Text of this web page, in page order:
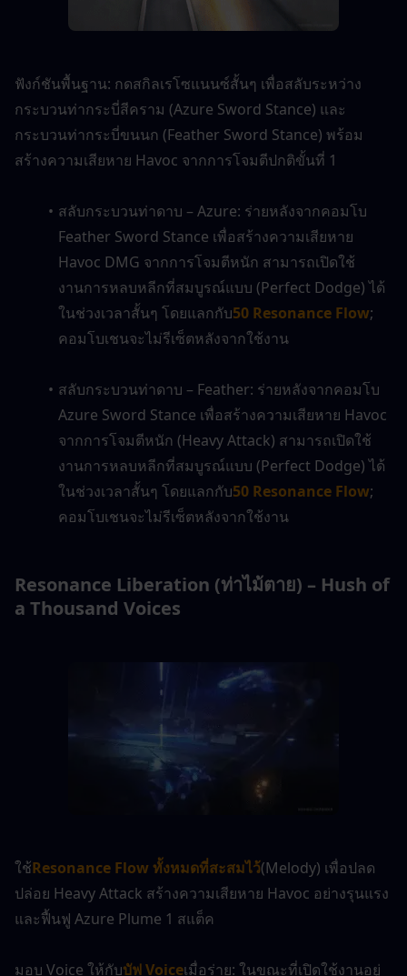
ฟังก์ชันพื้นฐาน: กดสกิลเรโซแนนซ์สั้นๆ เพื่อสลับระหว่าง
กระบวนท่ากระบี่สีคราม (Azure Sword Stance) และ
กระบวนท่ากระบี่ขนนก (Feather Sword Stance) พร้อม
สร้างความเสียหาย Havoc จากการโจมตีปกติขั้นที่ 1
สลับกระบวนท่าดาบ – Azure: ร่ายหลังจากคอมโบ
Feather Sword Stance เพื่อสร้างความเสียหาย
Havoc DMG จากการโจมตีหนัก สามารถเปิดใช้
งานการหลบหลีกที่สมบูรณ์แบบ (Perfect Dodge) ได้
ในช่วงเวลาสั้นๆ โดยแลกกับ50 Resonance Flow;
คอมโบเชนจะไม่รีเซ็ตหลังจากใช้งาน
สลับกระบวนท่าดาบ – Feather: ร่ายหลังจากคอมโบ
Azure Sword Stance เพื่อสร้างความเสียหาย Havoc
จากการโจมตีหนัก (Heavy Attack) สามารถเปิดใช้
งานการหลบหลีกที่สมบูรณ์แบบ (Perfect Dodge) ได้
ในช่วงเวลาสั้นๆ โดยแลกกับ50 Resonance Flow;
คอมโบเชนจะไม่รีเซ็ตหลังจากใช้งาน
Resonance Liberation (ท่าไม้ตาย) – Hush of
a Thousand Voices
ใช้Resonance Flow ทั้งหมดที่สะสมไว้(Melody) เพื่อปลด
ปล่อย Heavy Attack สร้างความเสียหาย Havoc อย่างรุนแรง
และฟื้นฟู Azure Plume 1 สแต็ค
มอบ Voice ให้กับบัฟ Voiceเมื่อร่าย: ในขณะที่เปิดใช้งานอยู่